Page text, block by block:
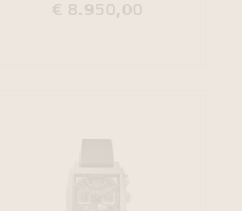
€ 8.950,00